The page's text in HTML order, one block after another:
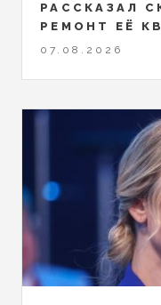
РАССКАЗАЛ
РЕМОНТ ЕЁ
07.08.2026